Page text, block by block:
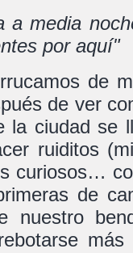
a media
por aquí"
de
de ver
la ciudad se
ruiditos
curiosos…
de
nuestro